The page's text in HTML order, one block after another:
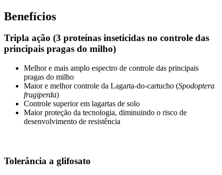
Benefícios
Tripla ação (3 proteínas inseticidas no controle das
principais pragas do milho)
Melhor e mais amplo espectro de controle das principais
pragas do milho
Maior e melhor controle da Lagarta-do-cartucho (Spodoptera
frugiperda)
Controle superior em lagartas de solo
Maior proteção da tecnologia, diminuindo o risco de
desenvolvimento de resistência
Tolerância a glifosato